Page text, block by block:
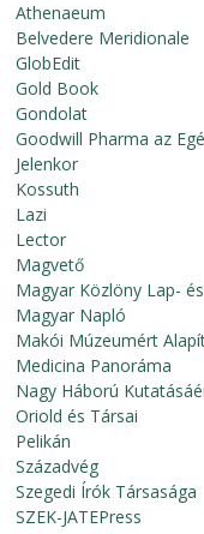
Athenaeum
Belvedere Meridionale
GlobEdit
Gold Book
Gondolat
Goodwill Pharma az
Jelenkor
Kossuth
Lazi
Lector
Magvető
Magyar Közlöny Lap-
Magyar Napló
Makói Múzeumért
Medicina Panoráma
Nagy Háború
Oriold és Társai
Pelikán
Századvég
Szegedi Írók Társasága
SZEK-JATEPress